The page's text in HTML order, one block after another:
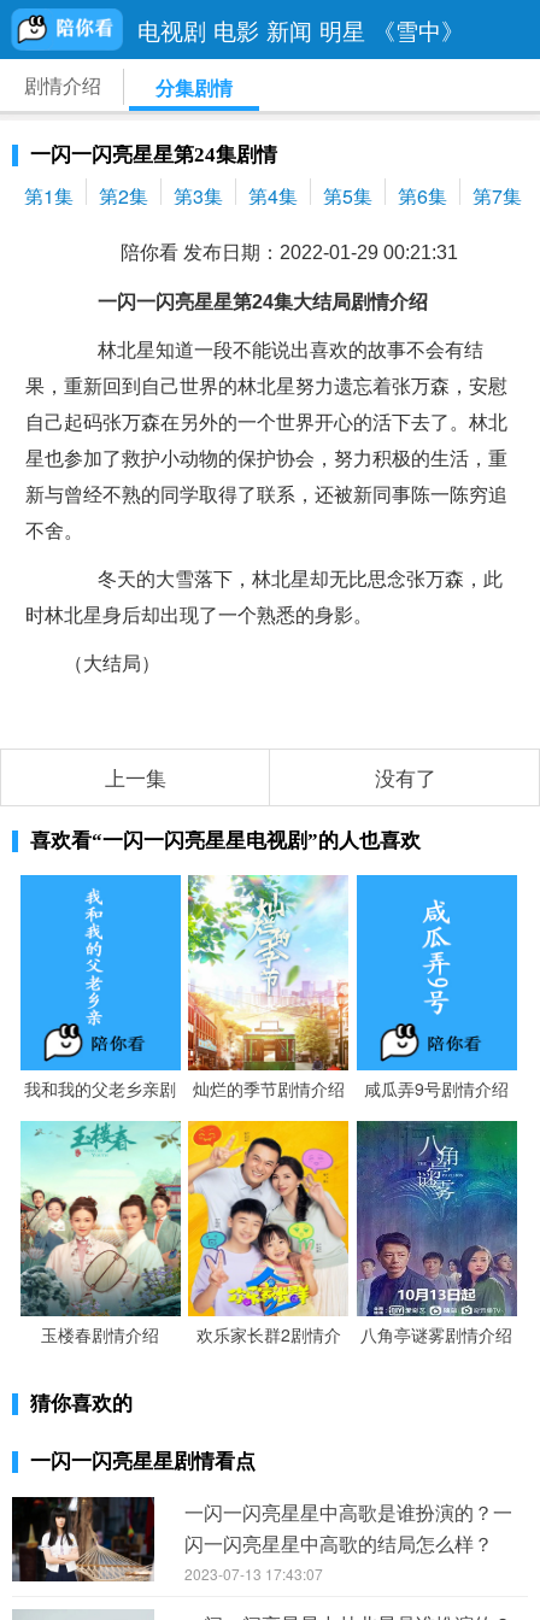
电视剧 电影 新闻 明星 《雪中》
剧情介绍 分集剧情
一闪一闪亮星星第24集剧情
第1集 第2集 第3集 第4集 第5集 第6集 第7集
陪你看 发布日期：2022-01-29 00:21:31
一闪一闪亮星星第24集大结局剧情介绍
林北星知道一段不能说出喜欢的故事不会有结
果，重新回到自己世界的林北星努力遗忘着张万森，安慰
自己起码张万森在另外的一个世界开心的活下去了。林北
星也参加了救护小动物的保护协会，努力积极的生活，重
新与曾经不熟的同学取得了联系，还被新同事陈一陈穷追
不舍。
冬天的大雪落下，林北星却无比思念张万森，此
时林北星身后却出现了一个熟悉的身影。
（大结局）
上一集 没有了
喜欢看“一闪一闪亮星星电视剧”的人也喜欢
我和我的父老乡亲剧
情介绍
灿烂的季节剧情介绍 咸瓜弄9号剧情介绍
玉楼春剧情介绍
欢乐家长群2剧情介
八角亭谜雾剧情介绍
猜你喜欢的
一闪一闪亮星星剧情看点
一闪一闪亮星星中高歌是谁扮演的？一
闪一闪亮星星中高歌的结局怎么样？
2023-07-13 17:43:07